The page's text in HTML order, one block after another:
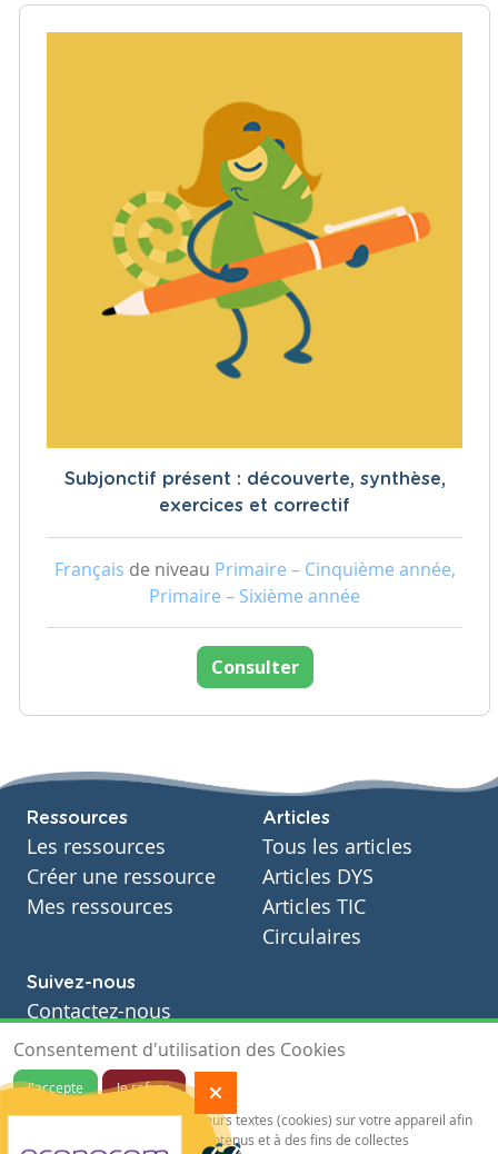
Subjonctif présent : découverte, synthèse,
exercices et correctif
Français de niveau Primaire – Cinquième année,
Primaire – Sixième année
Consulter
Ressources
Les ressources
Créer une ressource
Mes ressources
Articles
Tous les articles
Articles DYS
Articles TIC
Circulaires
Suivez-nous
Contactez-nous
Soutien scolaire
Notre page Facebook
S'inscrire à notre newsletter
Consentement d'utilisation des Cookies
J'accepte
Je refuse
Notre site sauvegarde des traceurs textes (cookies) sur votre appareil afin
de vous garantir de meilleurs contenus et à des fins de collectes